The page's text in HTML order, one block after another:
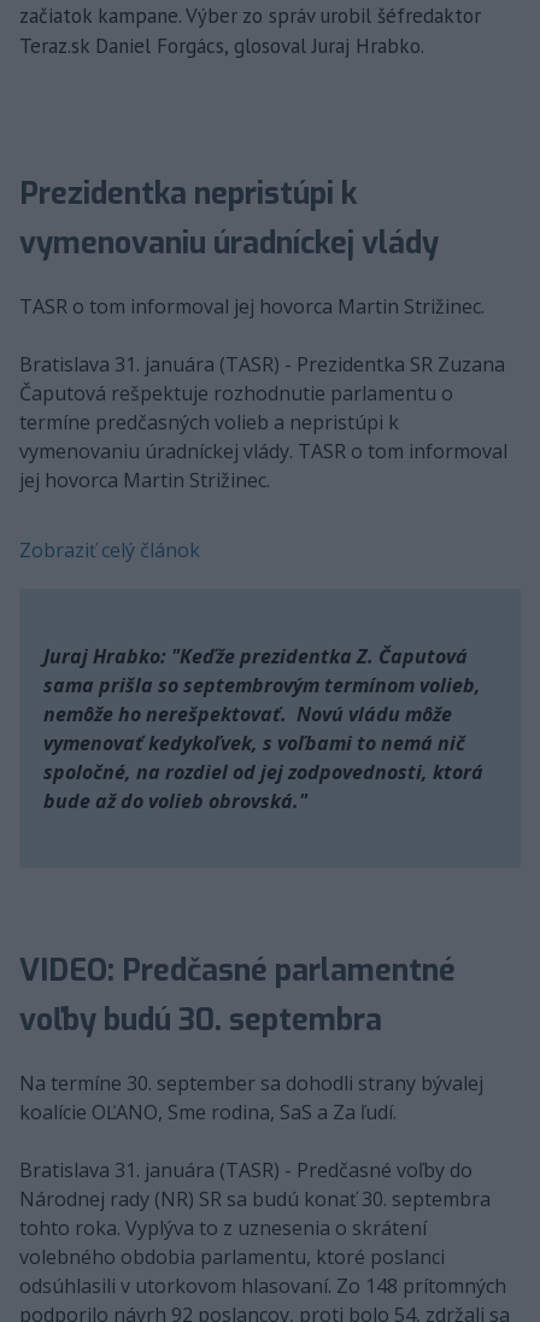
začiatok kampane. Výber zo správ urobil šéfredaktor
Teraz.sk Daniel Forgács, glosoval Juraj Hrabko.
Prezidentka nepristúpi k
vymenovaniu úradníckej vlády
TASR o tom informoval jej hovorca Martin Strižinec.
Bratislava 31. januára (TASR) - Prezidentka SR Zuzana
Čaputová rešpektuje rozhodnutie parlamentu o
termíne predčasných volieb a nepristúpi k
vymenovaniu úradníckej vlády. TASR o tom informoval
jej hovorca Martin Strižinec.
Zobraziť celý článok
Juraj Hrabko: "Keďže prezidentka Z. Čaputová
sama prišla so septembrovým termínom volieb,
nemôže ho nerešpektovať. Novú vládu môže
vymenovať kedykoľvek, s voľbami to nemá nič
spoločné, na rozdiel od jej zodpovednosti, ktorá
bude až do volieb obrovská."
VIDEO: Predčasné parlamentné
voľby budú 30. septembra
Na termíne 30. september sa dohodli strany bývalej
koalície OĽANO, Sme rodina, SaS a Za ľudí.
Bratislava 31. januára (TASR) - Predčasné voľby do
Národnej rady (NR) SR sa budú konať 30. septembra
tohto roka. Vyplýva to z uznesenia o skrátení
volebného obdobia parlamentu, ktoré poslanci
odsúhlasili v utorkovom hlasovaní. Zo 148 prítomných
podporilo návrh 92 poslancov, proti bolo 54, zdržali sa